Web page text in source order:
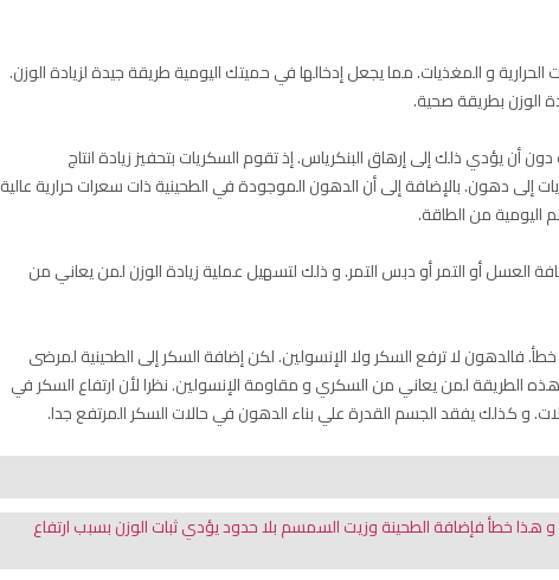
و المغذيات. مما يجعل إدخالها في حميتك اليومية طريقة جيدة لزيادة الوزن.
الوزن بطريقة صحية.
أن يؤدي ذلك إلى إرهاق البنكرياس. إذ تقوم السكريات بتحفيز زيادة انتاج
إلى دهون. بالإضافة إلى أن الدهون الموجودة في الطحينية ذات سعرات حرارية عالية
اليومية من الطاقة.
أو التمر أو دبس التمر. و ذلك لتسهيل عملية زيادة الوزن لمن يعاني من
فالدهون لا ترفع السكر ولا الإنسولين. لكن إضافة السكر إلى الطحينية لمرضى
الطريقة لمن يعاني من السكري و مقاومة الإنسولين. نظرا لأن ارتفاع السكر في
و كذلك يفقد الجسم القدرة علي بناء الدهون في حالات السكر المرتفع جدا.
خطأ فإضافة الطحينة وزيت السمسم بلا حدود يؤدي ثبات الوزن بسبب ارتفاع